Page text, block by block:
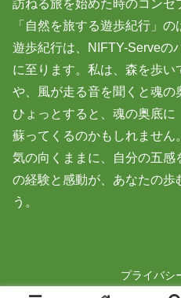
訪ねる旅を始めた時のコンセ
「自然を旅する遊歩紀行」の
遊歩紀行は、NIFTY-Serveの
に至ります。私は、森を歩
や、風が走る音を聞くと魂の
ひょっとすると、魂の奥底
蘇ってくるのかもしれません。
気の向くままに、自分の五
の経験と感動が、あなたの歩
う。
プライバシ